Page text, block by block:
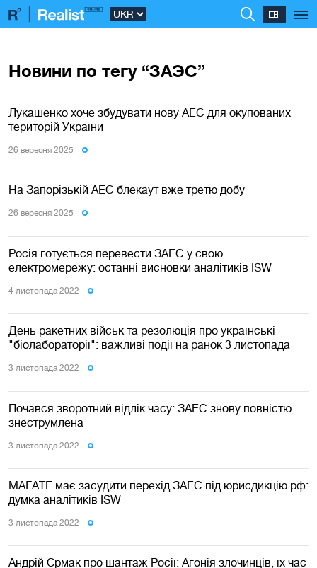
Новини по тегу “ЗАЭС”
Лукашенко хоче збудувати нову АЕС для окупованих
територій України
26 вересня 2025
На Запорізькій АЕС блекаут вже третю добу
26 вересня 2025
Росія готується перевести ЗАЕС у свою
електромережу: останні висновки аналітиків ISW
4 листопада 2022
День ракетних військ та резолюція про українські
"біолабораторії": важливі події на ранок 3 листопада
3 листопада 2022
Почався зворотний відлік часу: ЗАЕС знову повністю
знеструмлена
3 листопада 2022
МАГАТЕ має засудити перехід ЗАЕС під юрисдикцію рф:
думка аналітиків ISW
3 листопада 2022
Андрій Єрмак про шантаж Росії: Агонія злочинців, їх час